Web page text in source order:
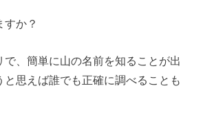
すか？
で、簡単に山の名前を知ることが出
と思えば誰でも正確に調べることも